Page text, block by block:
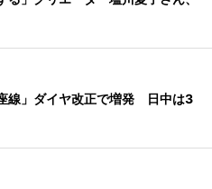
線」ダイヤ改正で増発 日中は3